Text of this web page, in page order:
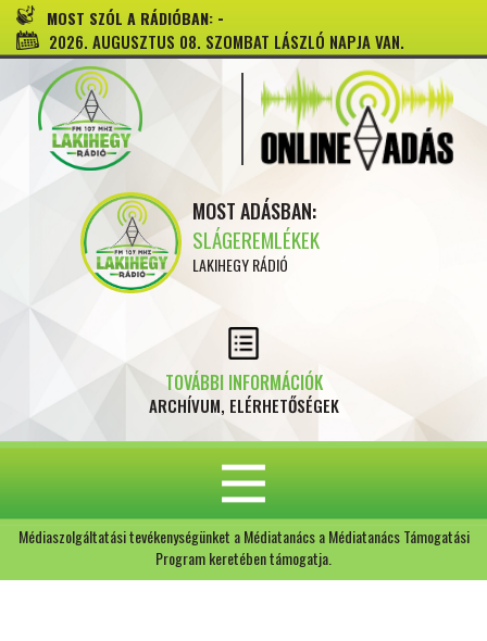
MOST SZÓL A RÁDIÓBAN: -
2026. AUGUSZTUS 08. SZOMBAT LÁSZLÓ NAPJA VAN.
MOST ADÁSBAN:
SLÁGEREMLÉKEK
LAKIHEGY RÁDIÓ
TOVÁBBI INFORMÁCIÓK
ARCHÍVUM, ELÉRHETŐSÉGEK
Médiaszolgáltatási tevékenységünket a Médiatanács a Médiatanács Támogatási
Program keretében támogatja.